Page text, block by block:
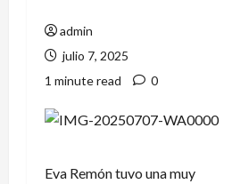
admin
julio 7, 2025
1 minute read
0
Eva Remón tuvo una muy